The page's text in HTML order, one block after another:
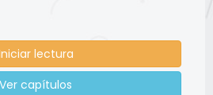
lectura
Ver capítulos